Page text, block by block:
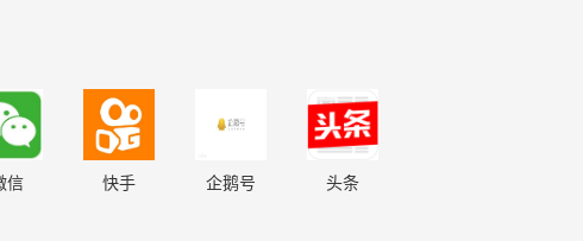
信 快手 企鹅号 头条